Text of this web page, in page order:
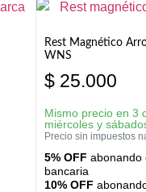
Rest Magnético
WNS
$ 25.000
Mismo precio en 3
miércoles y
Precio sin impuestos
5% OFF abonando
bancaria
10% OFF